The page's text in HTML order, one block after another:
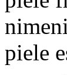
piele